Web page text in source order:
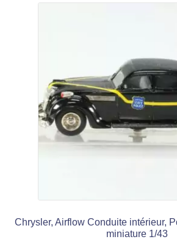
Chrysler, Airflow Conduite intérieur,
miniature 1/43